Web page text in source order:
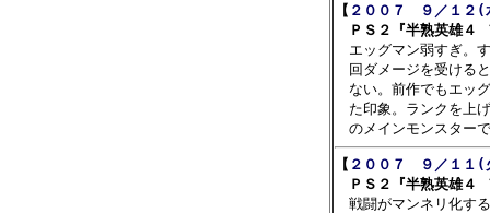
【 ２００７　９／１２
ＰＳ２『半熟英雄４
エッグマン弱すぎ。
回ダメージを受ける
ない。前作でもエッ
た印象。ランクを上
【 ２００７　９／１１
ＰＳ２『半熟英雄４
戦闘がマンネリ化す